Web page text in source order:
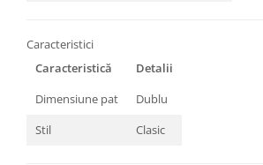
Caracteristici
Caracteristică
Detalii
Dimensiune pat
Dublu
Stil
Clasic